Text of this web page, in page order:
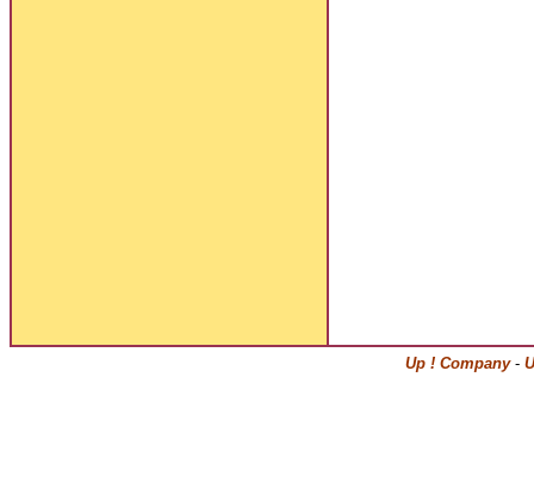
Up ! Company-